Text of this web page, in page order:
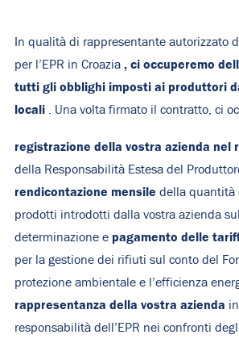
In qualità di rappresentante autorizzato
per l’EPR in Croazia , ci occuperemo
tutti gli obblighi imposti ai produttori
locali . Una volta firmato il contratto, ci
registrazione della vostra azienda nel
della Responsabilità Estesa del
rendicontazione mensile della quantità
prodotti introdotti dalla vostra azienda
determinazione e pagamento delle
per la gestione dei rifiuti sul conto del
protezione ambientale e l’efficienza
rappresentanza della vostra azienda
responsabilità dell’EPR nei confronti